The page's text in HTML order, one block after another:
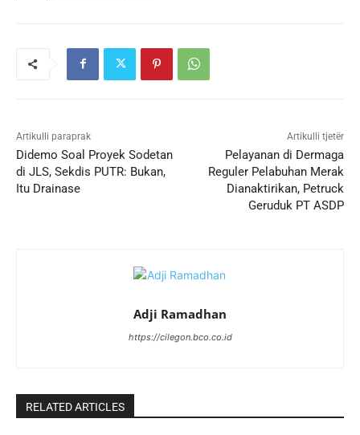
Artikulli paraprak
Didemo Soal Proyek Sodetan
di JLS, Sekdis PUTR: Bukan,
Itu Drainase
Artikulli tjetër
Pelayanan di Dermaga
Reguler Pelabuhan Merak
Dianaktirikan, Petruck
Geruduk PT ASDP
Adji Ramadhan
https://cilegon.bco.co.id
RELATED ARTICLES